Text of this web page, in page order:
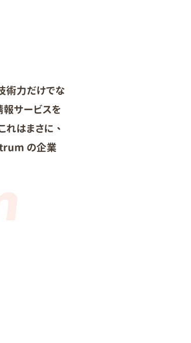
術力だけでな
サービスを
れはまさに、
の企業